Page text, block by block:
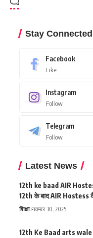
Stay Connected
Facebook
Like
Instagram
Follow
Telegram
Follow
Latest News
12th ke baad AIR
12th के बाद AIR Hostess
शिक्षा नवम्बर 30, 2025
12th Ke Baad arts wale